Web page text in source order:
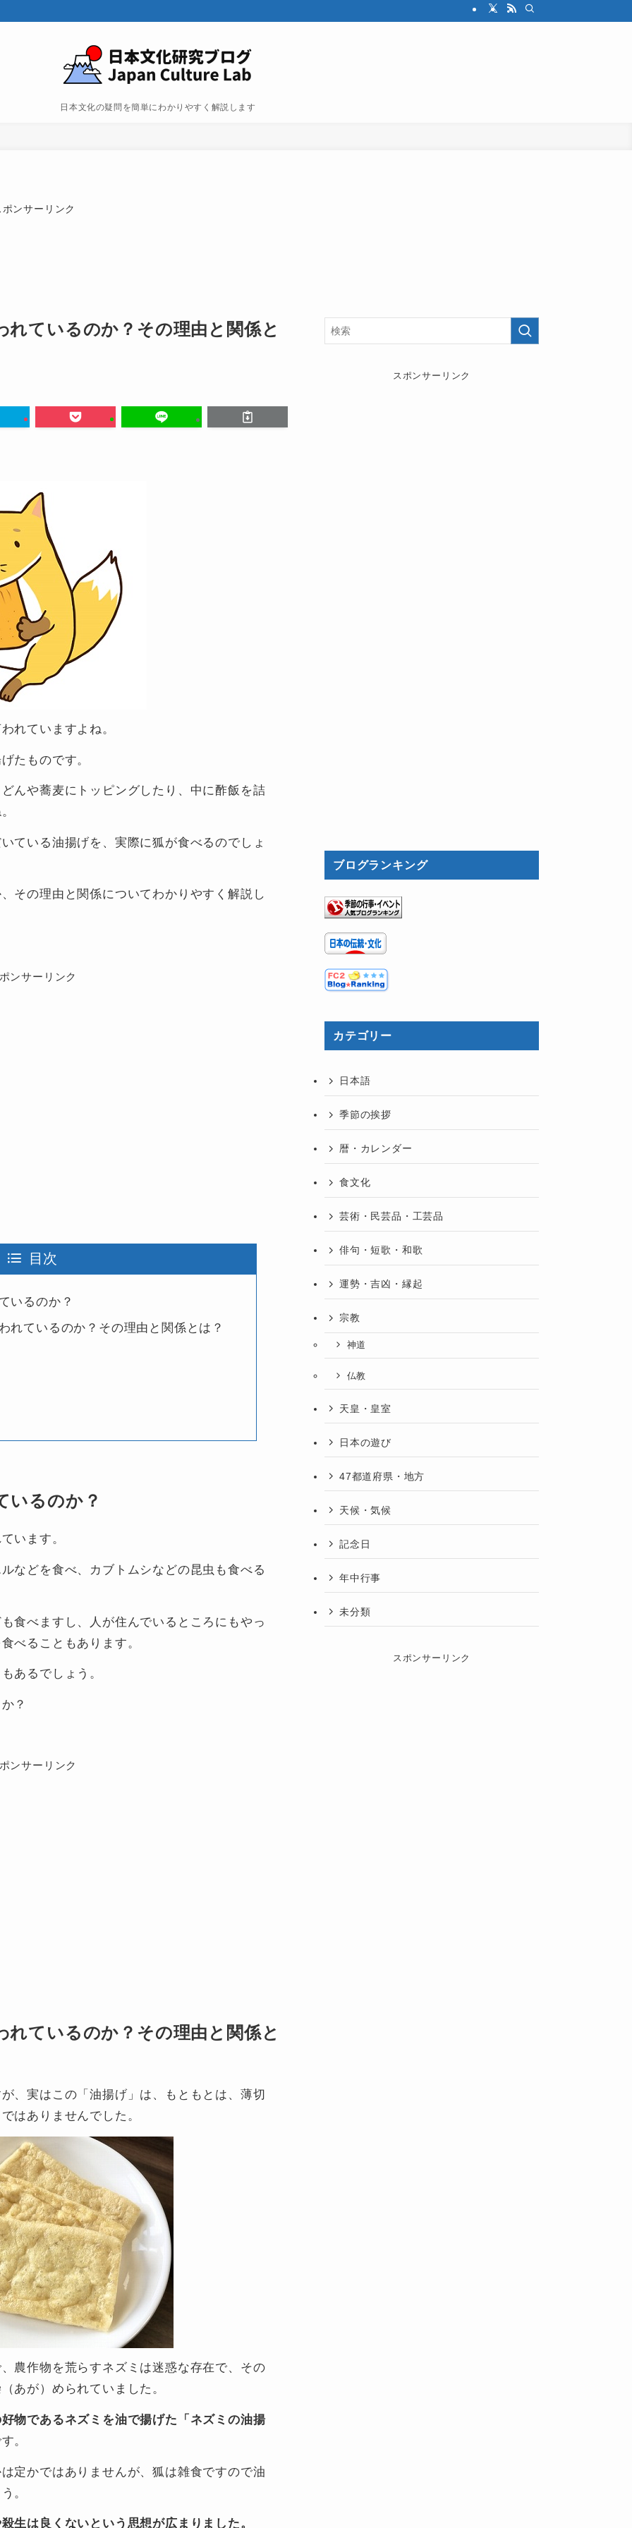
日本文化の疑問を簡単にわかりやすく解説します
ポンサーリンク
ているのか？その理由と関係と
れていますよね。
たものです。
んや蕎麦にトッピングしたり、中に酢飯を詰
ている油揚げを、実際に狐が食べるのでしょ
その理由と関係についてわかりやすく解説し
ンサーリンク
目次
いるのか？
れているのか？その理由と関係とは？
いるのか？
います。
などを食べ、カブトムシなどの昆虫も食べる
食べますし、人が住んでいるところにもやっ
べることもあります。
あるでしょう。
？
ンサーリンク
ているのか？その理由と関係と
、実はこの「油揚げ」は、もともとは、薄切
はありませんでした。
農作物を荒らすネズミは迷惑な存在で、その
あが）められていました。
物であるネズミを油で揚げた「ネズミの油揚
。
定かではありませんが、狐は雑食ですので油
。
生は良くないという思想が広まりました。
スポンサーリンク
ブログランキング
カテゴリー
日本語
季節の挨拶
暦・カレンダー
食文化
芸術・民芸品・工芸品
俳句・短歌・和歌
運勢・吉凶・縁起
宗教
神道
仏教
天皇・皇室
日本の遊び
47都道府県・地方
天候・気候
記念日
年中行事
未分類
スポンサーリンク